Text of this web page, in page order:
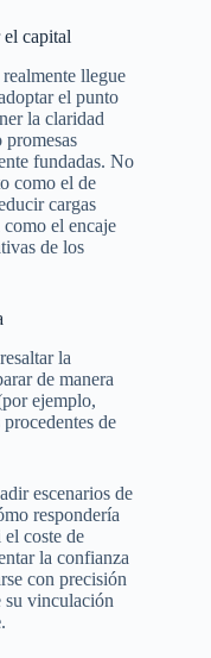
el capital
llegue
el punto
la claridad
fundadas. No
como el de
cargas
el encaje
de los
la
de manera
ejemplo,
de
escenarios de
respondería
coste de
la confianza
con precisión
su vinculación
.